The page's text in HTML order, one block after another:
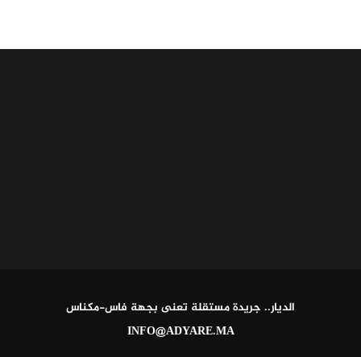
الديار.. جريدة مستقلة تعنى بجهة فاس-مكناس
INFO@ADYARE.MA